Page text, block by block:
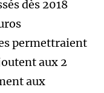
dès 2018
permettraient
aux 2
aux